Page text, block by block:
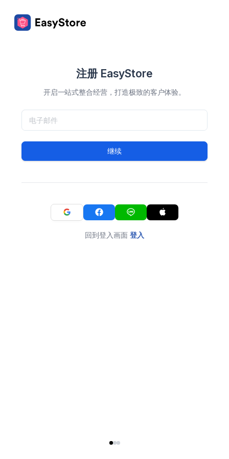
注册 EasyStore
开启一站式整合经营，打造极致的客户体验。
继续
回到登入画面 登入